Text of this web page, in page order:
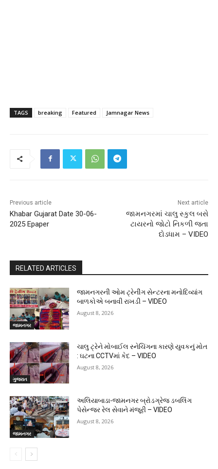
TAGS breaking Featured Jamnagar News
Previous article
Khabar Gujarat Date 30-06-
2025 Epaper
Next article
જામનગરમાં ચાલુ સ્કુલ બસે
ટાયરનો જોટો નિકળી જતા
દોડધામ – VIDEO
RELATED ARTICLES
જામનગર
જામનગરની ઓમ ટ્રેનીંગ સેન્ટરના મનોદિવ્યાંગ
બાળકોએ બનાવી રાખડી – VIDEO
August 8, 2026
ગુજરાત
ચાલુ ટ્રેને મોબાઈલ સ્નેચિંગના કારણે યુવકનું મોત
: ઘટના CCTVમાં કેદ – VIDEO
August 8, 2026
જામનગર
અલિયાબાડા-જામનગર બ્રોડગ્રેજ ડબલિંગ
પેસેન્જર રેલ સેવાને મંજૂરી – VIDEO
August 8, 2026